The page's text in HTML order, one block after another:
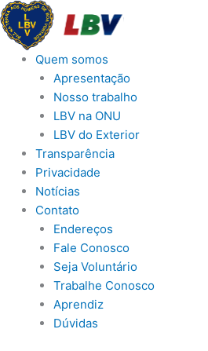
Ir
para
conteúdoQuem somos
Apresentação
Nosso trabalho
LBV na ONU
LBV do Exterior
Transparência
Privacidade
Notícias
Contato
Endereços
Fale Conosco
Seja Voluntário
Trabalhe Conosco
Aprendiz
Dúvidas